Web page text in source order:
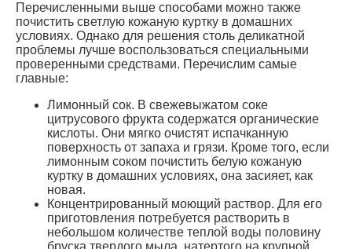
Перечисленными выше способами можно также
почистить светлую кожаную куртку в домашних
условиях. Однако для решения столь деликатной
проблемы лучше воспользоваться специальными
проверенными средствами. Перечислим самые
главные:
Лимонный сок. В свежевыжатом соке
цитрусового фрукта содержатся органические
кислоты. Они мягко очистят испачканную
поверхность от запаха и грязи. Кроме того, если
лимонным соком почистить белую кожаную
куртку в домашних условиях, она засияет, как
новая.
Концентрированный моющий раствор. Для его
приготовления потребуется растворить в
небольшом количестве теплой воды половину